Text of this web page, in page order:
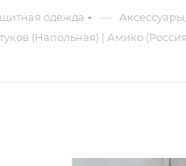
одежда —
(Напольная) | Амико